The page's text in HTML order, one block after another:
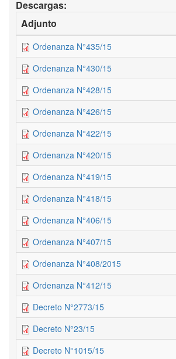
Descargas:
Adjunto
Ordenanza N°435/15
Ordenanza N°430/15
Ordenanza N°428/15
Ordenanza N°426/15
Ordenanza N°422/15
Ordenanza N°420/15
Ordenanza N°419/15
Ordenanza N°418/15
Ordenanza N°406/15
Ordenanza N°407/15
Ordenanza N°408/2015
Ordenanza N°412/15
Decreto N°2773/15
Decreto N°23/15
Decreto N°1015/15